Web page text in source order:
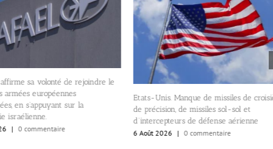
sa volonté de rejoindre le
armées européennes
en s’appuyant sur la
israélienne.
| 0 commentaire
Etats-Unis. Manque de missiles de
de précision, de missiles sol-sol et
d’intercepteurs de défense aérienne
6 Août 2026 | 0 commentaire